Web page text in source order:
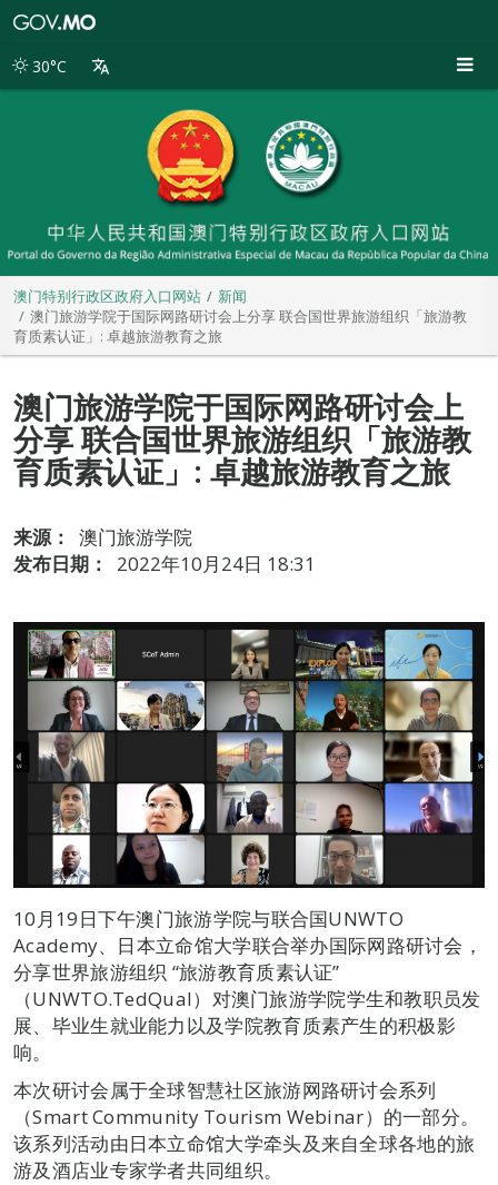
别
30°C
澳门特别行政区政府入口网站
新闻
澳门旅游学院于国际网路研讨会上分享 联合国世界旅游组织「旅游教
育质素认证」: 卓越旅游教育之旅
澳门旅游学院于国际网路研讨会上
分享 联合国世界旅游组织「旅游教
育质素认证」: 卓越旅游教育之旅
来源：
澳门旅游学院
发布日期：
2022年10月24日 18:31
10月19日下午澳门旅游学院与联合国UNWTO
Academy、日本立命馆大学联合举办国际网路研讨会，
分享世界旅游组织 “旅游教育质素认证”
（UNWTO.TedQual）对澳门旅游学院学生和教职员发
展、毕业生就业能力以及学院教育质素产生的积极影
响。
本次研讨会属于全球智慧社区旅游网路研讨会系列
（Smart Community Tourism Webinar）的一部分。
该系列活动由日本立命馆大学牵头及来自全球各地的旅
游及酒店业专家学者共同组织。